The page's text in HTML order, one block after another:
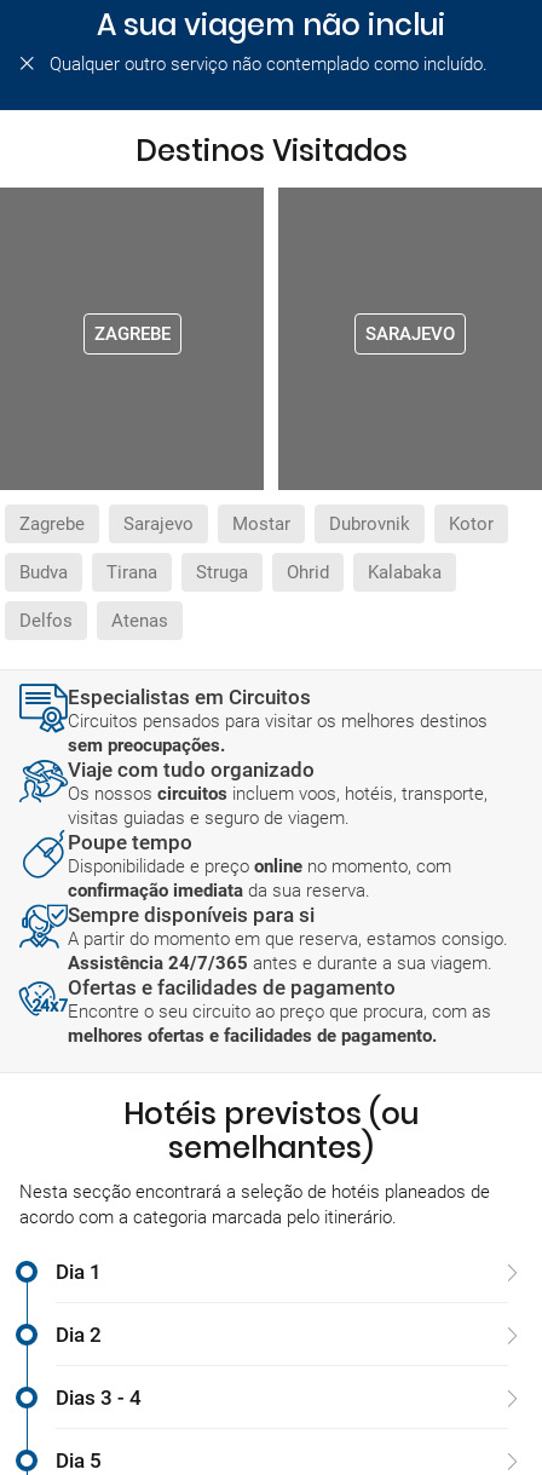
A sua viagem não inclui
Qualquer outro serviço não contemplado como incluído.
Destinos Visitados
ZAGREBE SARAJEVO
Zagrebe Sarajevo Mostar Dubrovnik Kotor
Budva Tirana Struga Ohrid Kalabaka
Delfos Atenas
Especialistas em Circuitos
Circuitos pensados para visitar os melhores destinos
sem preocupações.
Viaje com tudo organizado
Os nossos circuitos incluem voos, hotéis, transporte,
visitas guiadas e seguro de viagem.
Poupe tempo
Disponibilidade e preço online no momento, com
confirmação imediata da sua reserva.
Sempre disponíveis para si
A partir do momento em que reserva, estamos consigo.
Assistência 24/7/365 antes e durante a sua viagem.
Ofertas e facilidades de pagamento
Encontre o seu circuito ao preço que procura, com as
melhores ofertas e facilidades de pagamento.
Hotéis previstos (ou
semelhantes)
Nesta secção encontrará a seleção de hotéis planeados de
acordo com a categoria marcada pelo itinerário.
Dia 1
Dia 2
Dias 3 - 4
Dia 5